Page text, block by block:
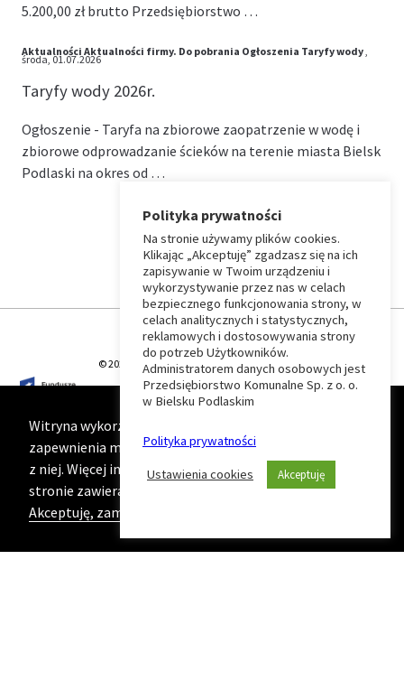
5.200,00 zł brutto Przedsiębiorstwo …
Aktualności Aktualności firmy. Do pobrania Ogłoszenia Taryfy wody,
środa, 01.07.2026
Taryfy wody 2026r.
Ogłoszenie - Taryfa na zbiorowe zaopatrzenie w wodę i
zbiorowe odprowadzanie ścieków na terenie miasta Bielsk
Podlaski na okres od …
⏶
Wróć
do
początku
strony
© 2026 T-Matic Grupa Computer Plus Sp. z o.o.
Witryna wykorzystuje ciasteczka (cookies) w celu
zapewnienia maksymalnej wygody podczas korzystania
z niej. Więcej informacji na ten temat znajduje się na
stronie zawierającej naszą
Politykę prywatności
Akceptuję, zamknij komunikat
Polityka prywatności
Na stronie używamy plików cookies.
Klikając „Akceptuję” zgadzasz się na ich
zapisywanie w Twoim urządzeniu i
wykorzystywanie przez nas w celach
bezpiecznego funkcjonowania strony, w
celach analitycznych i statystycznych,
reklamowych i dostosowywania strony
do potrzeb Użytkowników.
Administratorem danych osobowych jest
Przedsiębiorstwo Komunalne Sp. z o. o.
w Bielsku Podlaskim
Polityka prywatności
Ustawienia cookies Akceptuję